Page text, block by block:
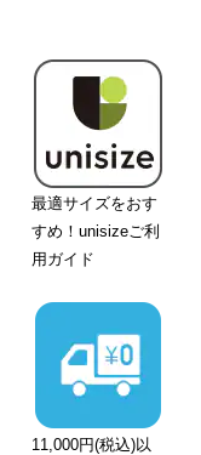
最適サイズをおす
すめ！unisizeご利
用ガイド
11,000円(税込)以